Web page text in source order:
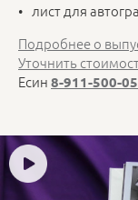
лист для
Подробнее о
Уточнить
Есин 8-911-500-